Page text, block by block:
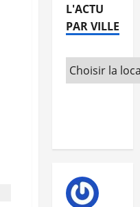
L'ACTU
PAR VILLE